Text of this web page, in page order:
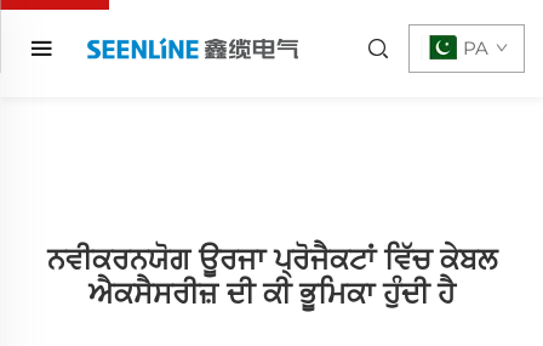
PA
ਨਵੀਕਰਨਯੋਗ ਊਰਜਾ ਪ੍ਰੋਜੈਕਟਾਂ ਵਿੱਚ ਕੇਬਲ
ਐਕਸੈਸਰੀਜ਼ ਦੀ ਕੀ ਭੂਮਿਕਾ ਹੁੰਦੀ ਹੈ